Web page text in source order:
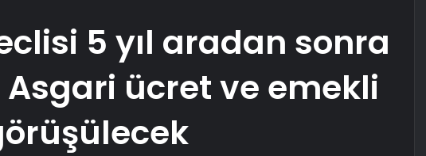
5 yıl aradan sonra
ücret ve emekli